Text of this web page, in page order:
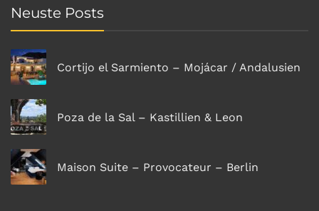
Neuste Posts
Cortijo el Sarmiento – Mojácar / Andalusien
Poza de la Sal – Kastillien & Leon
Maison Suite – Provocateur – Berlin